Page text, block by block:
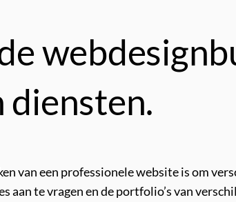
diensten.
van een professionele website is om
te vragen en de portfolio’s van